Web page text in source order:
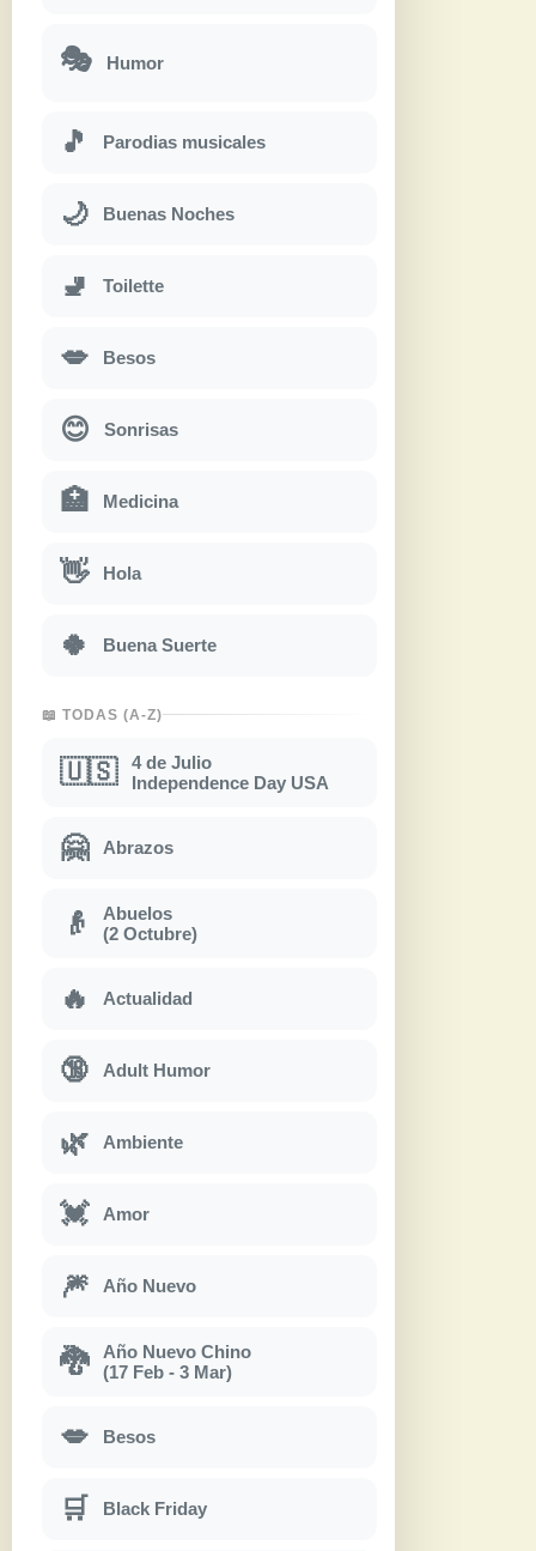
🎭 Humor
🎵 Parodias musicales
🌙 Buenas Noches
🚽 Toilette
💋 Besos
😊 Sonrisas
🏥 Medicina
👋 Hola
🍀 Buena Suerte
📖 TODAS (A-Z)
🇺🇸
4 de Julio
Independence Day USA
🤗 Abrazos
👴
Abuelos
(2 Octubre)
🔥 Actualidad
🔞 Adult Humor
🌿 Ambiente
💓 Amor
🎆 Año Nuevo
🐉
Año Nuevo Chino
(17 Feb - 3 Mar)
💋 Besos
🛒 Black Friday